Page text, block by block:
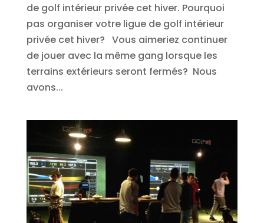
de golf intérieur privée cet hiver. Pourquoi
pas organiser votre ligue de golf intérieur
privée cet hiver? Vous aimeriez continuer
de jouer avec la même gang lorsque les
terrains extérieurs seront fermés? Nous
avons...